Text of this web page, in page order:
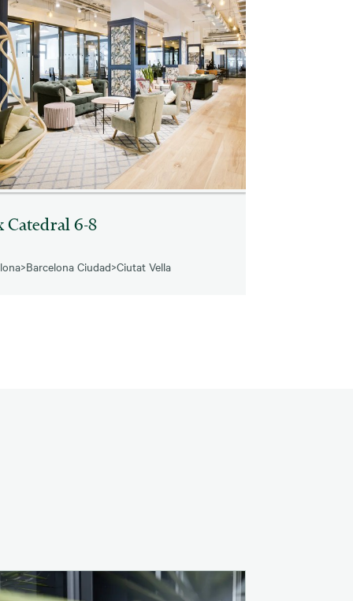
Catedral 6-8
>Barcelona Ciudad>Ciutat Vella